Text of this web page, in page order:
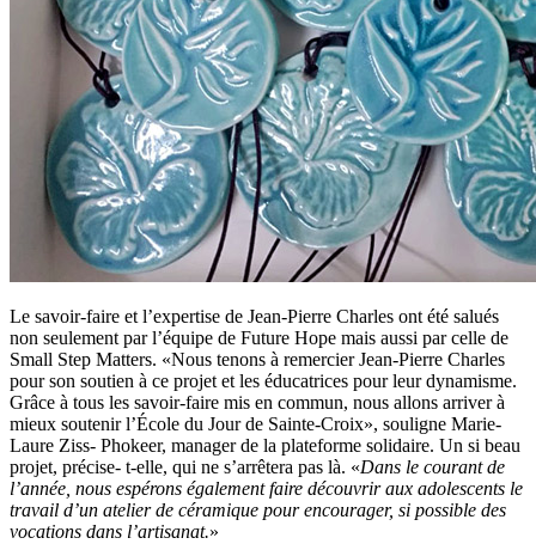
Le savoir-faire et l’expertise de Jean-Pierre Charles ont été salués
non seulement par l’équipe de Future Hope mais aussi par celle de
Small Step Matters. «Nous tenons à remercier Jean-Pierre Charles
pour son soutien à ce projet et les éducatrices pour leur dynamisme.
Grâce à tous les savoir-faire mis en commun, nous allons arriver à
mieux soutenir l’École du Jour de Sainte-Croix», souligne Marie-
Laure Ziss- Phokeer, manager de la plateforme solidaire. Un si beau
projet, précise- t-elle, qui ne s’arrêtera pas là. «Dans le courant de
l’année, nous espérons également faire découvrir aux adolescents le
travail d’un atelier de céramique pour encourager, si possible des
vocations dans l’artisanat.»